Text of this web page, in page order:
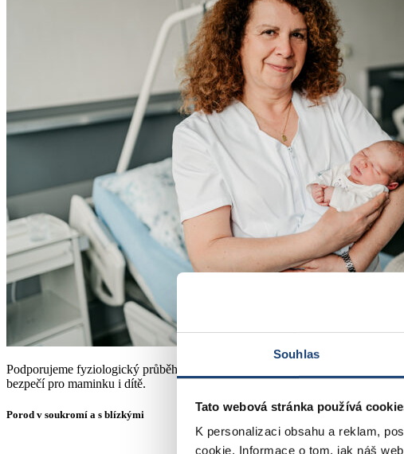
Souhlas
Tato webová stránka používá
K personalizaci obsahu a reklam,
cookie. Informace o tom, jak náš
Podporujeme fyziologický průběh porodu a respektujeme individuální
bezpečí pro maminku i dítě.
Porod v soukromí a s blízkými